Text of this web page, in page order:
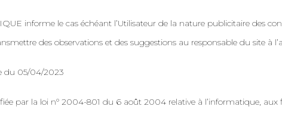
informe le cas échéant l’Utilisateur de la nature publicitaire des
des observations et des suggestions au responsable du site à
du 05/04/2023
par la loi n° 2004-801 du 6 août 2004 relative à l’informatique,